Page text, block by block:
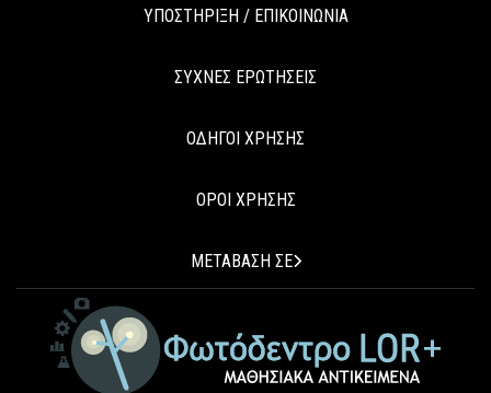
ΥΠΟΣΤΗΡΙΞΗ / ΕΠΙΚΟΙΝΩΝΙΑ
ΣΥΧΝΕΣ ΕΡΩΤΗΣΕΙΣ
ΟΔΗΓΟΙ ΧΡΗΣΗΣ
ΟΡΟΙ ΧΡΗΣΗΣ
ΜΕΤΑΒΑΣΗ ΣΕ